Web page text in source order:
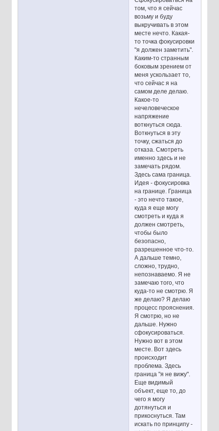
том, что я сейчас
возьму и буду
выкручивать в этом
месте нечто. Какая-
то точка фокусировки
"я должен заметить".
Каким-то странным
боковым зрением от
меня ускользает то,
что сейчас я на
самом деле делаю.
Какое-то
нечеловеческое
напряжение
воткнуться сюда.
Воткнуться в эту
точку, сжаться до
отказа. Смотреть
именно здесь и не
замечать рядом.
Здесь сама граница.
Идея - фокусировка
на границе. Граница
- это нечто такое,
куда я еще могу
смотреть и куда я
должен смотреть,
чтобы было
безопасно,
разрешенное что-то.
А дальше темно,
сложно, трудно,
непознаваемо. Я не
замечаю того, что
куда-то не смотрю. Я
же делаю? Я делаю
процесс прояснения.
Я смотрю, но не
дальше. Нужно
сфокусироваться.
Нужно вот в этом
месте. Вот здесь
происходит
проблема. Здесь
граница "я не вижу".
Еще видимый
объект, еще то, до
чего я могу
дотянуться и
прикоснуться. Там
искать по принципу -